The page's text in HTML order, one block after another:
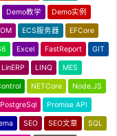
Demo教学 Demo实例
ECS服务器 EFCore
Excel FastReport GIT
LinERP LINQ MES
NETCore Node.JS
PostgreSql Promise API
SEO SEO文章 SQL